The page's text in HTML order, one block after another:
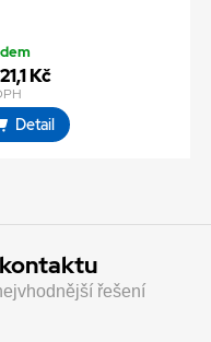
Kč
Detail
řešení